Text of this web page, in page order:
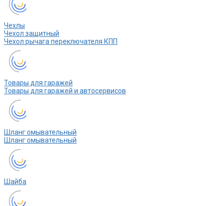
Чехлы
Чехол защитный
Чехол рычага переключателя КПП
Товары для гаражей
Товары для гаражей и автосервисов
Шланг омывательный
Шланг омывательный
Шайба